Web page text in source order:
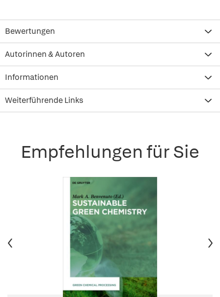
Bewertungen
Autorinnen & Autoren
Informationen
Weiterführende Links
Empfehlungen für Sie